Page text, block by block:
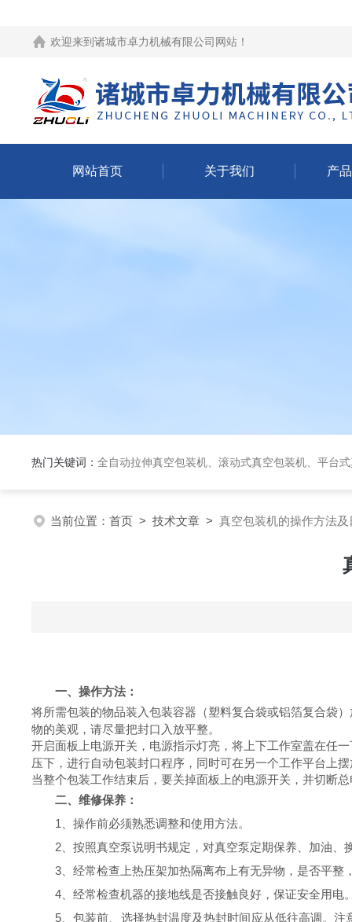
欢迎来到 诸城市卓力机械有限公司网站 ！
网站首页 关于我们 产
热门关键词： 全自动拉伸真空包装机、滚动式真空包装机、平台式真空包装机、大米定量
当前位置： 首页 > 技术文章 > 真空包装机的操作方法
一、操作方法：
将所需包装的物品装入包装容器（塑料复合袋或铝箔复合袋
物的美观，请尽量把封口入放平整。
开启面板上电源开关，电源指示灯亮，将上下工作室盖在任
压下，进行自动包装封口程序，同时可在另一个工作平台上
当整个包装工作结束后，要关掉面板上的电源开关，并切断
二、维修保养：
1
、操作前必须熟悉调整和使用方法。
2 、按照真空泵说明书规定，对真空泵定期保养、加油、
3 、经常检查上热压架加热隔离布上有无异物，是否平整
4 、经常检查机器的接地线是否接触良好，保证安全用电
5 、包装前、选择热封温度及热封时间应从低往高调。